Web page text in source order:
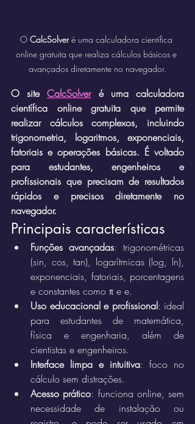
O CalcSolver é uma calculadora científica
online gratuita que realiza cálculos básicos e
avançados diretamente no navegador.
O site CalcSolver é uma calculadora
científica online gratuita que permite
realizar cálculos complexos, incluindo
trigonometria, logaritmos, exponenciais,
fatoriais e operações básicas. É voltado
para estudantes, engenheiros e
profissionais que precisam de resultados
rápidos e precisos diretamente no
navegador.
Principais características
Funções avançadas: trigonométricas
(sin, cos, tan), logarítmicas (log, ln),
exponenciais, fatoriais, porcentagens
e constantes como π e e.
Uso educacional e profissional: ideal
para estudantes de matemática,
física e engenharia, além de
cientistas e engenheiros.
Interface limpa e intuitiva: foco no
cálculo sem distrações.
Acesso prático: funciona online, sem
necessidade de instalação ou